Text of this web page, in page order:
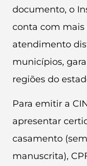
documento, o
conta com mais
atendimento
municípios,
regiões do
Para emitir a
apresentar
casamento
manuscrita),